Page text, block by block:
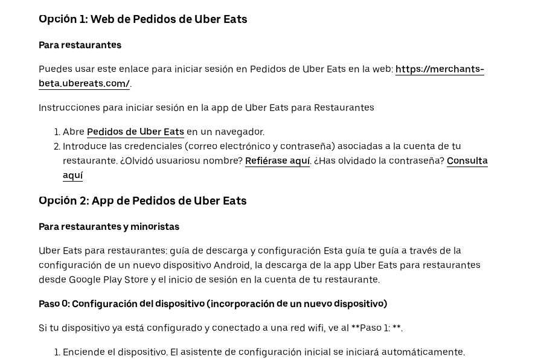
Opción 1: Web de Pedidos de Uber Eats
Para restaurantes
Puedes usar este enlace para iniciar sesión en Pedidos de Uber Eats en la web: https://merchants-
beta.ubereats.com/.
Instrucciones para iniciar sesión en la app de Uber Eats para Restaurantes
Abre Pedidos de Uber Eats en un navegador.
Introduce las credenciales (correo electrónico y contraseña) asociadas a la cuenta de tu
restaurante. ¿Olvidó usuariosu nombre? Refiérase aquí. ¿Has olvidado la contraseña? Consulta
aquí
Opción 2: App de Pedidos de Uber Eats
Para restaurantes y minoristas
Uber Eats para restaurantes: guía de descarga y configuración Esta guía te guía a través de la
configuración de un nuevo dispositivo Android, la descarga de la app Uber Eats para restaurantes
desde Google Play Store y el inicio de sesión en la cuenta de tu restaurante.
Paso 0: Configuración del dispositivo (incorporación de un nuevo dispositivo)
Si tu dispositivo ya está configurado y conectado a una red wifi, ve al **Paso 1: **.
Enciende el dispositivo. El asistente de configuración inicial se iniciará automáticamente.